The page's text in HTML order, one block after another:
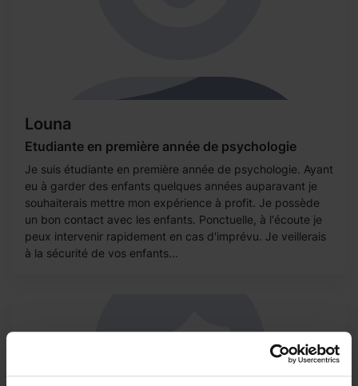
Louna
Etudiante en première année de psychologie
Je suis étudiante en première année de psychologie. Ayant
eu à garder des enfants quelques années auparavant je
souhaiterais mettre mon expérience à profit. Je possède
un bon contact avec les enfants. Ponctuelle, à l'écoute je
peux intervenir rapidement en cas d'imprévu. Je veillerais
à la sécurité de vos enfants...